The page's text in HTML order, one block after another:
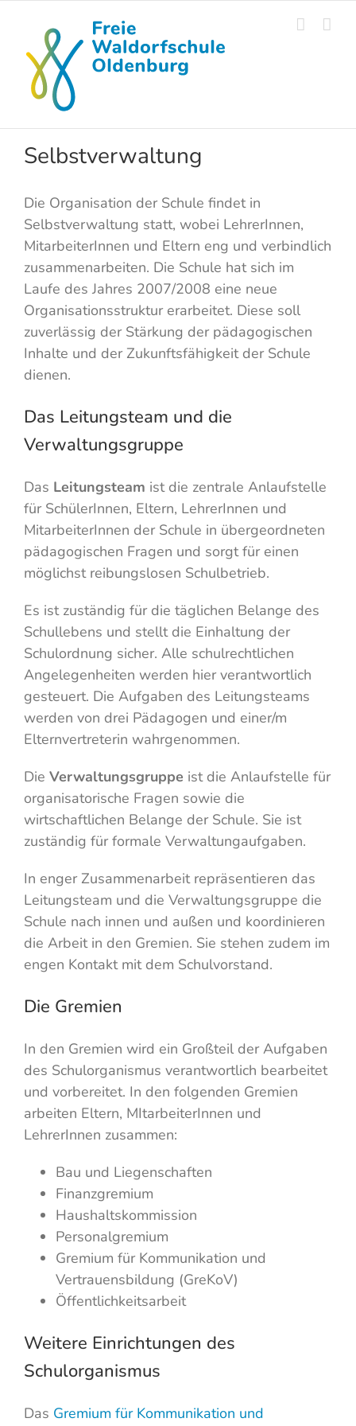
content
Selbstverwaltung
Die Organisation der Schule findet in
Selbstverwaltung statt, wobei LehrerInnen,
MitarbeiterInnen und Eltern eng und verbindlich
zusammenarbeiten. Die Schule hat sich im
Laufe des Jahres 2007/2008 eine neue
Organisationsstruktur erarbeitet. Diese soll
zuverlässig der Stärkung der pädagogischen
Inhalte und der Zukunftsfähigkeit der Schule
dienen.
Das Leitungsteam und die
Verwaltungsgruppe
Das Leitungsteam ist die zentrale Anlaufstelle
für SchülerInnen, Eltern, LehrerInnen und
MitarbeiterInnen der Schule in übergeordneten
pädagogischen Fragen und sorgt für einen
möglichst reibungslosen Schulbetrieb.
Es ist zuständig für die täglichen Belange des
Schullebens und stellt die Einhaltung der
Schulordnung sicher. Alle schulrechtlichen
Angelegenheiten werden hier verantwortlich
gesteuert. Die Aufgaben des Leitungsteams
werden von drei Pädagogen und einer/m
Elternvertreterin wahrgenommen.
Die Verwaltungsgruppe ist die Anlaufstelle für
organisatorische Fragen sowie die
wirtschaftlichen Belange der Schule. Sie ist
zuständig für formale Verwaltungaufgaben.
In enger Zusammenarbeit repräsentieren das
Leitungsteam und die Verwaltungsgruppe die
Schule nach innen und außen und koordinieren
die Arbeit in den Gremien. Sie stehen zudem im
engen Kontakt mit dem Schulvorstand.
Die Gremien
In den Gremien wird ein Großteil der Aufgaben
des Schulorganismus verantwortlich bearbeitet
und vorbereitet. In den folgenden Gremien
arbeiten Eltern, MItarbeiterInnen und
LehrerInnen zusammen:
Bau und Liegenschaften
Finanzgremium
Haushaltskommission
Personalgremium
Gremium für Kommunikation und
Vertrauensbildung (GreKoV)
Öffentlichkeitsarbeit
Weitere Einrichtungen des
Schulorganismus
Das Gremium für Kommunikation und